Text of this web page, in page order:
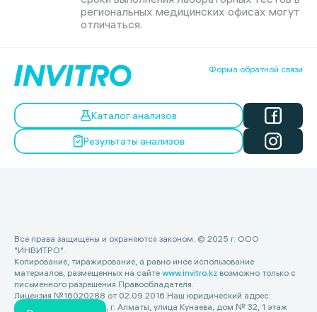
региональных медицинских офисах могут
отличаться.
Форма обратной связи
Каталог анализов
Результаты анализов
Все права защищены и охраняются законом. © 2025 г. ООО
"ИНВИТРО".
Копирование, тиражирование, а равно иное использование
материалов, размещенных на сайте www.invitro.kz возможно только с
письменного разрешения Правообладателя.
Лицензия №16020288 от 02.09.2016 Наш юридический адрес:
Республика Казахстан, г. Алматы, улица Кунаева, дом № 32, 1 этаж